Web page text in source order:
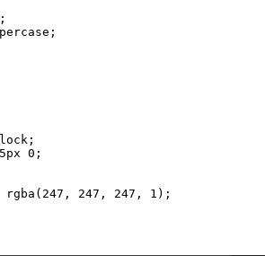
0;
rgba(247, 247, 247, 1);